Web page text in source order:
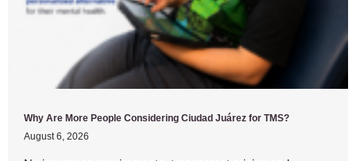
Why Are More People Considering Ciudad Juárez for TMS?
August 6, 2026